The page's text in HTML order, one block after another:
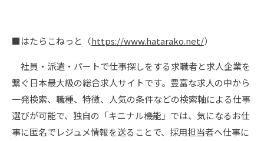
■はたらこねっと（https://www.hatarako.net/）
社員・派遣・パートで仕事探しをする求職者と求人企業を
繋ぐ日本最大級の総合求人サイトです。豊富な求人の中から
一発検索、職種、特徴、人気の条件などの検索軸による仕事
選びが可能で、独自の「キニナル機能」では、気になるお仕
事に匿名でレジュメ情報を送ることで、採用担当者へ仕事に